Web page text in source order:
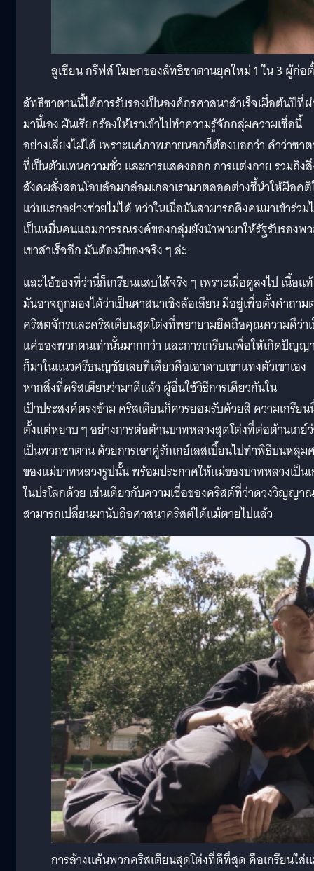
ลูเชียน กรีฟส์ โฆษกของลัทธิซาตานยุคใหม่ 1 ใน 3 ผู้ก่อ
ลัทธิซาตานนี้ได้การรับรองเป็นองค์กรศาสนาสำเร็จเมื่อต้นปีที่
มานี้เอง มันเรียกร้องให้เราเข้าไปทำความรู้จักกลุ่มความเชื่อนี้
อย่างเลี่ยงไม่ได้ เพราะแค่ภาพภายนอกก็ต้องบอกว่า คำว่าซา
ที่เป็นตัวแทนความชั่ว และการแสดงออก การแต่งกาย รวมถึง
สังคมสั่งสอนโอบล้อมกล่อมเกลาเรามาตลอดต่างชี้นำให้มีอค
แว่บแรกอย่างช่วยไม่ได้ ทว่าในเมื่อมันสามารถดึงคนมาเข้าร่วม
เป็นหมื่นคนแถมการรณรงค์ของกลุ่มยังนำพามาให้รัฐรับรองพ
เขาสำเร็จอีก มันต้องมีของจริง ๆ ล่ะ
และไอ้ของที่ว่านี่ก็เกรียนแสบไส้จริง ๆ เพราะเมื่อดูลงไป เนื้อแท้
มันอาจถูกมองได้ว่าเป็นศาสนาเชิงล้อเลียน มีอยู่เพื่อตั้งคำถาม
คริสตจักรและคริสเตียนสุดโต่งที่พยายามยึดถือคุณความดีว่า
แค่ของพวกตนเท่านั้นมากกว่า และการเกรียนเพื่อให้เกิดปัญญ
ก็มาในแนวศรีธนญชัยเลยทีเดียวคือเอาดาบเขาแทงตัวเขาเอง
หากสิ่งที่คริสเตียนว่ามาดีแล้ว ผู้อื่นใช้วิธีการเดียวกันใน
เป้าประสงค์ตรงข้าม คริสเตียนก็ควรยอมรับด้วยสิ ความเกรีย
ตั้งแต่หยาบ ๆ อย่างการต่อต้านบาทหลวงสุดโต่งที่ต่อต้านเกย์
เป็นพวกซาตาน ด้วยการเอาคู่รักเกย์เลสเบี้ยนไปทำพิธีบนหลุ
ของแม่บาทหลวงรูปนั้น พร้อมประกาศให้แม่ของบาทหลวงเป็น
ในปรโลกด้วย เช่นเดียวกับความเชื่อของคริสต์ที่ว่าดวงวิญญา
สามารถเปลี่ยนมานับถือศาสนาคริสต์ได้แม้ตายไปแล้ว
การล้างแค้นพวกคริสเตียนสุดโต่งที่ดีที่สุด คือเกรียนใส่